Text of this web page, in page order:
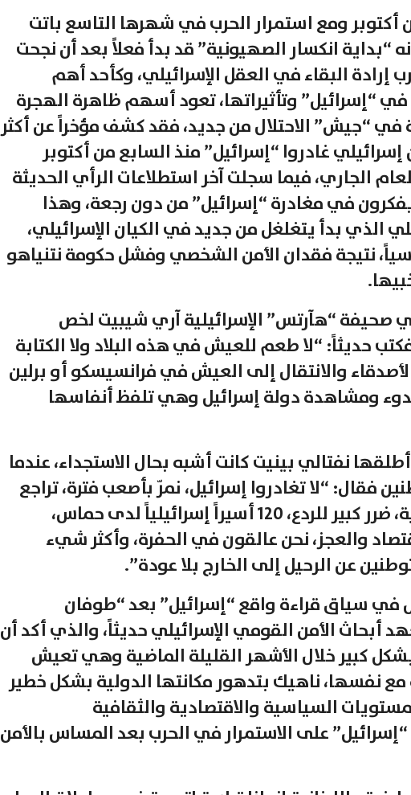
أكتوبر ومع استمرار الحرب في شهرها التاسع باتت
“بداية انكسار الصهيونية” قد بدأ فعلاً بعد أن نجحت
البقاء في العقل الإسرائيلي، وكأحد أهم
“إسرائيل” وتأثيراتها، تعود أسهم ظاهرة الهجرة
في “جيش” الاحتلال من جديد، فقد كشف مؤخراً عن أكثر
غادروا “إسرائيل” منذ السابع من أكتوبر
الجاري، فيما سجلت آخر استطلاعات الرأي الحديثة
يفكرون في مغادرة “إسرائيل” من دون رجعة، وهذا
الذي بدأ يتغلغل من جديد في الكيان الإسرائيلي،
نتيجة فقدان الأمن الشخصي وفشل حكومة نتنياهو
صحيفة “هآرتس” الإسرائيلية آري شيبيت لخص
حديثاً: “لا طعم للعيش في هذه البلاد ولا الكتابة
والانتقال إلى العيش في فرانسيسكو أو برلين
ومشاهدة دولة إسرائيل وهي تلفظ أنفاسها
نفتالي بينيت كانت أشبه بحال الاستجداء، عندما
فقال: “لا تغادروا إسرائيل، نمرّ بأصعب فترة، تراجع
في الحرب، مقاطعة دولية، ضرر كبير للردع، 120 أسيراً إسرائيلياً لدى حماس،
والعجز، نحن عالقون في الحفرة، وأكثر شيء
عن الرحيل إلى الخارج بلا عودة”.
سياق قراءة واقع “إسرائيل” بعد “طوفان
الأمن القومي الإسرائيلي حديثاً، والذي أكد أن
كبير خلال الأشهر القليلة الماضية وهي تعيش
مع نفسها، ناهيك بتدهور مكانتها الدولية بشكل خطير
السياسية والاقتصادية والثقافية
على الاستمرار في الحرب بعد المساس بالأمن